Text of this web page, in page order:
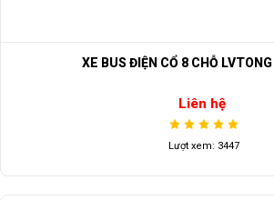
XE BUS ĐIỆN CỔ 8 CHỖ
Liên hệ
Lượt xem: 3447